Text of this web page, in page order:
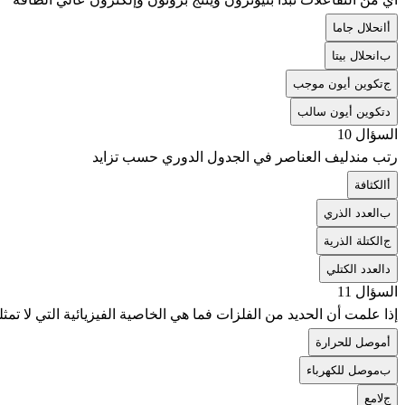
أ انحلال جاما
ب انحلال بيتا
جتكوين أيون موجب
دتكوين أيون سالب
السؤال 10
رتب مندليف العناصر في الجدول الدوري حسب تزايد
أ الكثافة
ب العدد الذري
ج الكتلة الذرية
د العدد الكتلي
السؤال 11
إذا علمت أن الحديد من الفلزات فما هي الخاصية الفيزيائية التي لا
أموصل للحرارة
بموصل للكهرباء
جلامع